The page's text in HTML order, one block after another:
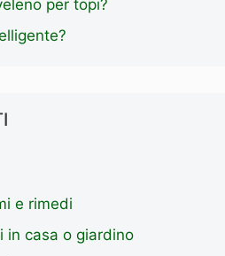
per topi?
e rimedi
in casa o giardino